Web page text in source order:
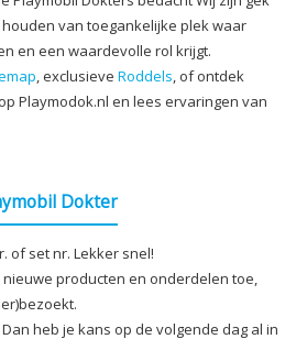
van toegankelijke plek waar
en een waardevolle rol krijgt.
, exclusieve Roddels, of ontdek
Playmodok.nl en lees ervaringen van
Dokter
of set nr. Lekker snel!
nieuwe producten en onderdelen toe,
heb je kans op de volgende dag al in